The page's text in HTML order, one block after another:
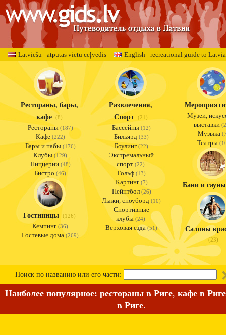
Latviešu - atpūtas vietu ceļvedis English - recreational guide to Latvia
Рестораны, бары,
кафе
(8)
Рестораны(187)
Кафе(222)
Бары и пабы(176)
Клубы(129)
Пиццерии(48)
Бистро (46)
Гостиницы (126)
Кемпинг (36)
Гостевые дома (269)
Развлечения,
Спорт
(21)
Бассейны (12)
Бильярд (33)
Боулинг (22)
Экстремальный
спорт (22)
Гольф (13)
Картинг(7)
Пейнтбол(26)
Лыжи, сноуборд (10)
Спортивные
клубы (24)
Верховая езда(51)
Музеи,
выставки
Музыка
Театры
Бани и сауны
Салоны
(23)
Поиск по названию или его части:
Наиболее популярное: рестораны в Риге, кафе в Риге
в Риге.